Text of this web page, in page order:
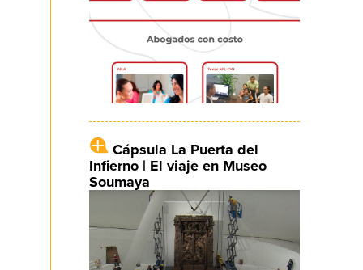
Cápsula La Puerta del
Infierno | El viaje en Museo
Soumaya